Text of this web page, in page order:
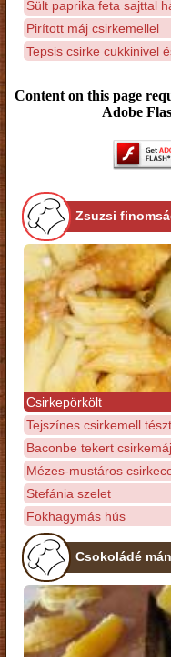
Sült paprika feta sajttal
Pirított máj csirkemellel
Tepsis csirke cukkinivel
Content on this page
Adobe
Zsuzsi
Csirkepörkölt
Tejszínes csirkemell
Baconbe tekert csirkemáj
Mézes-mustáros
Stefánia szelet
Fokhagymás hús
Csokoládé